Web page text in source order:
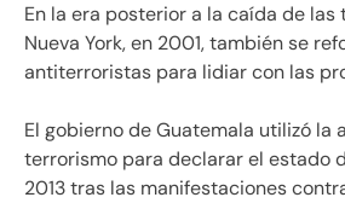
En la era posterior a la caída de las
Nueva York, en 2001, también se
antiterroristas para lidiar con las
El gobierno de Guatemala utilizó la
terrorismo para declarar el estado
2013 tras las manifestaciones